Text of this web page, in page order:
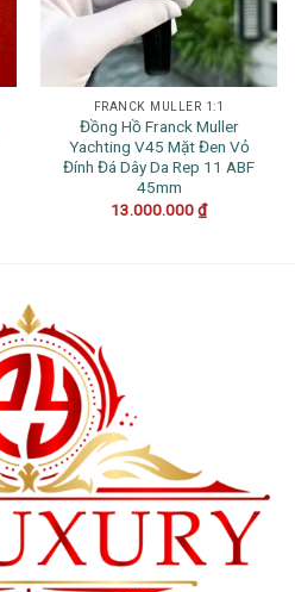
FRANCK MULLER 1:1
Đồng Hồ Franck Muller
Yachting V45 Mặt Đen Vỏ
Đính Đá Dây Da Rep 11 ABF
45mm
13.000.000₫